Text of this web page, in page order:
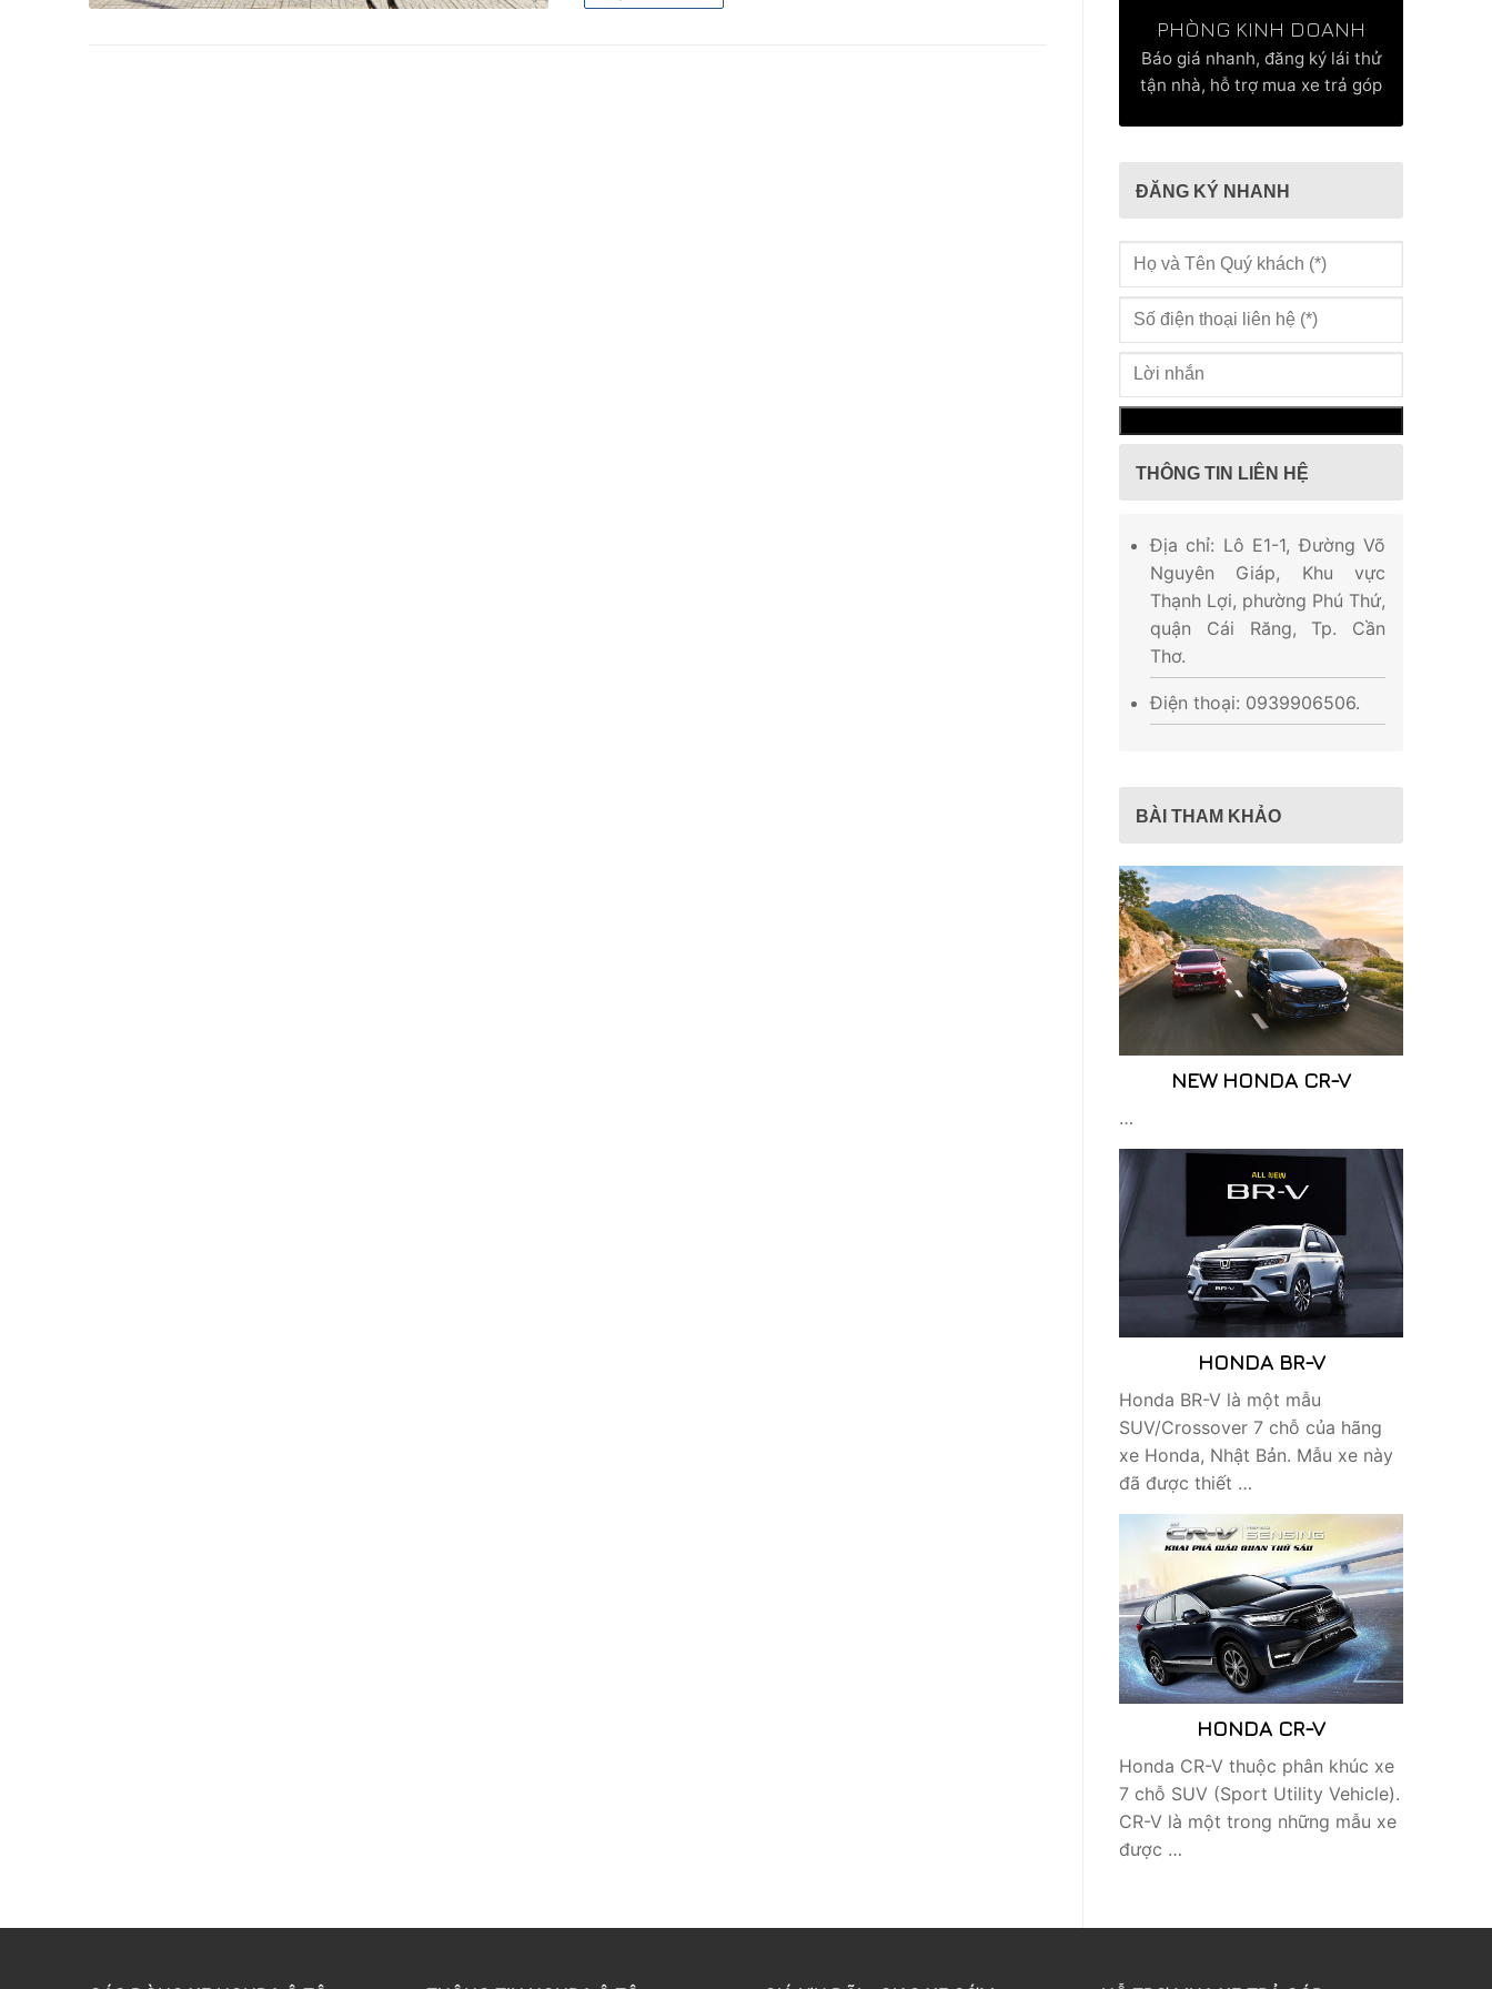
PHÒNG KINH DOANH
Báo giá nhanh, đăng ký lái thử
tận nhà, hỗ trợ mua xe trả góp
ĐĂNG KÝ NHANH
THÔNG TIN LIÊN HỆ
Địa chỉ: Lô E1-1, Đường Võ
Nguyên Giáp, Khu vực
Thạnh Lợi, phường Phú Thứ,
quận Cái Răng, Tp. Cần
Thơ.
Điện thoại: 0939906506.
BÀI THAM KHẢO
NEW HONDA CR-V
…
HONDA BR-V
Honda BR-V là một mẫu
SUV/Crossover 7 chỗ của hãng
xe Honda, Nhật Bản. Mẫu xe này
đã được thiết …
HONDA CR-V
Honda CR-V thuộc phân khúc xe
7 chỗ SUV (Sport Utility Vehicle).
CR-V là một trong những mẫu xe
được …